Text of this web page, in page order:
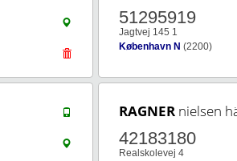
51295919
Jagtvej 145 1
København N (2200)
RAGNER nielsen
42183180
Realskolevej 4